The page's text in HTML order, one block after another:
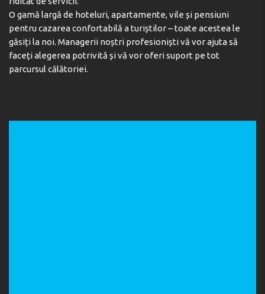
O gamă largă de hoteluri, apartamente, vile și pensiuni
pentru cazarea confortabilă a turiștilor – toate acestea le
găsiți la noi. Managerii noștri profesioniști vă vor ajuta să
faceți alegerea potrivită și vă vor oferi suport pe tot
parcursul călătoriei.